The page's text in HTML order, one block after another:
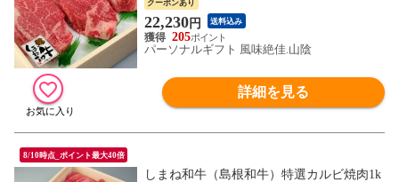
クーポンあり
22,230円 送料込み
205
パーソナルギフト 風味絶佳.山陰
詳細を見る
8/10時点_ポイント最大40倍
しまね和牛（島根和牛）特選カルビ焼肉1k